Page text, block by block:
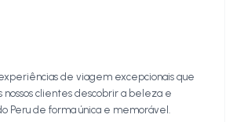
de viagem excepcionais que
nossos clientes descobrir a beleza e
Peru de forma única e memorável.